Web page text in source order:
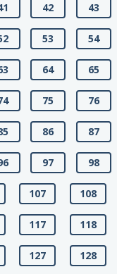
42 43
53 54
64 65
75 76
86 87
97 98
107 108
117 118
127 128